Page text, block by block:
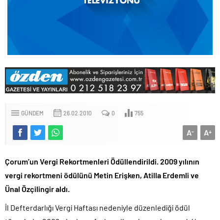
GÜNDEM 26.02.2010 0 755
A+
A-
Çorum’un Vergi Rekortmenleri Ödüllendirildi. 2009 yılının
vergi rekortmeni ödülünü Metin Erişken, Atilla Erdemli ve
Ünal Özçilingir aldı.
İl Defterdarlığı Vergi Haftası nedeniyle düzenlediği ödül